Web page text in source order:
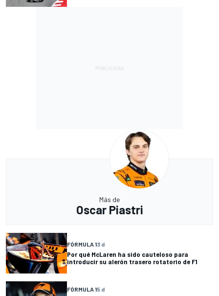
Más de
Oscar Piastri
FÓRMULA 13 d
Por qué McLaren ha sido cauteloso para
introducir su alerón trasero rotatorio de F1
FÓRMULA 15 d